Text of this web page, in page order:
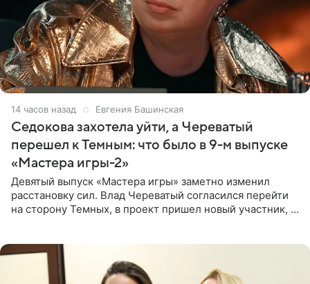
14 часов назад Евгения Башинская
Седокова захотела уйти, а Череватый
перешел к Темным: что было в 9-м выпуске
«Мастера игры-2»
Девятый выпуск «Мастера игры» заметно изменил
расстановку сил. Влад Череватый согласился перейти
на сторону Темных, в проект пришел новый участник, а